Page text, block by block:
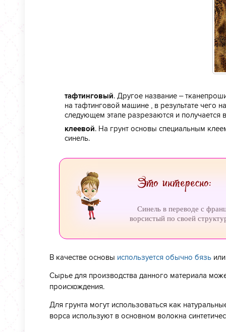
тафтинговый. Другое название –
на тафтинговой машине , в результате чего
следующем этапе разрезаются и получается
клеевой. На грунт основы специальным
синель.
Это интересно:
Синель в переводе с
ворсистый по своей
В качестве основы используется обычно бязь
Сырье для производства данного материала
происхождения.
Для грунта могут использоваться как
ворса используют в основном волокна